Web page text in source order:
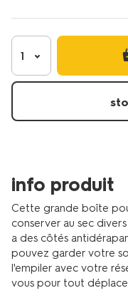
de-
bain/boite-
a-
solide-
1
info produit
Cette grande boîte
conserver au sec
a des côtés
pouvez garder votre
l'empiler avec votre
vous pour tout